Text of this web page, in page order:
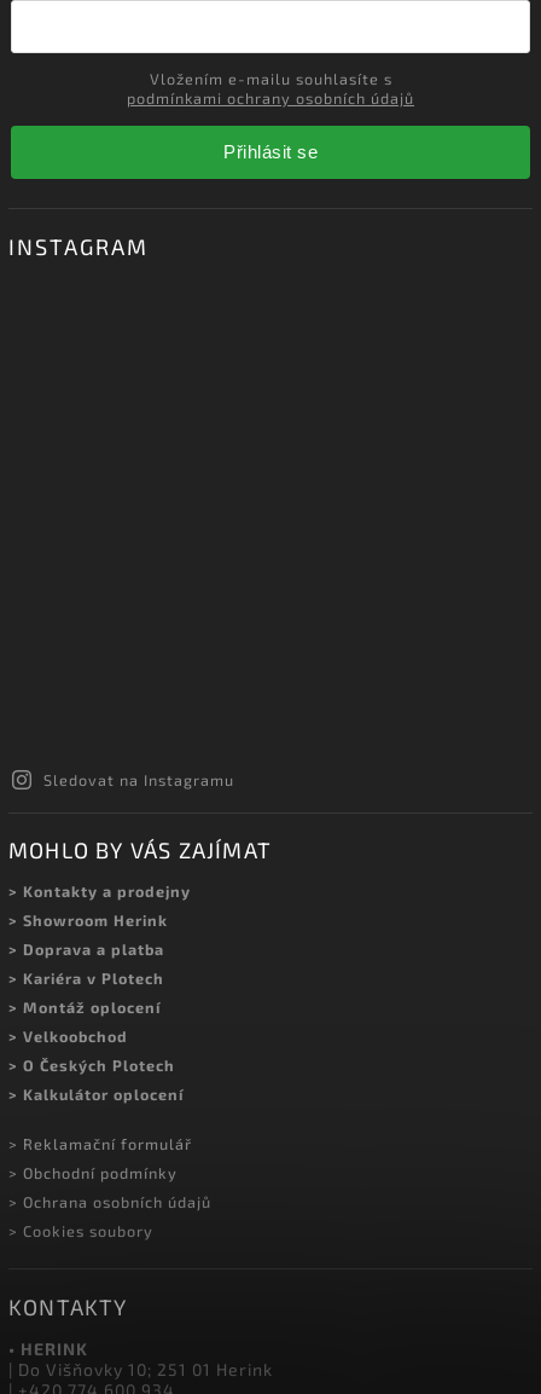
podmínkami ochrany osobních údajů
Přihlásit se
INSTAGRAM
Sledovat na Instagramu
MOHLO BY VÁS ZAJÍMAT
> Kontakty a prodejny
> Showroom Herink
> Doprava a platba
> Kariéra v Plotech
> Montáž oplocení
> Velkoobchod
> O Českých Plotech
> Kalkulátor oplocení
> Reklamační formulář
> Obchodní podmínky
> Ochrana osobních údajů
> Cookies soubory
KONTAKTY
• HERINK
| Do Višňovky 10; 251 01 Herink